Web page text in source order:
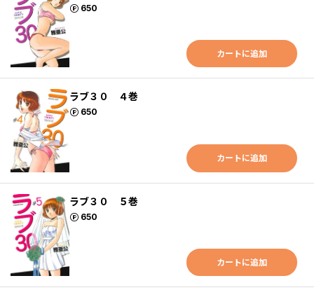
650
ポイント
カートに追加
ラブ３０ ４巻
650
ポイント
カートに追加
ラブ３０ ５巻
650
ポイント
カートに追加